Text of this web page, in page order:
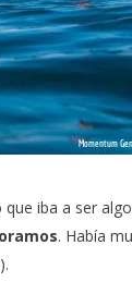
iba a ser algo
. Había